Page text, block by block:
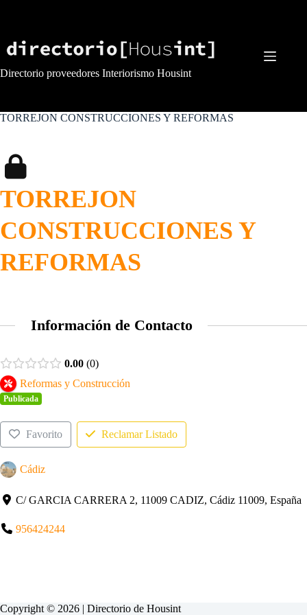
Directorio proveedores Interiorismo Housint
TORREJON CONSTRUCCIONES Y REFORMAS
TORREJON
CONSTRUCCIONES Y
REFORMAS
Información de Contacto
0.00 0
Reformas y Construcción
Publicada
Favorito Reclamar Listado
Cádiz
C/ GARCIA CARRERA 2, 11009 CADIZ, Cádiz 11009, España
956424244
Copyright © 2026 | Directorio de Housint